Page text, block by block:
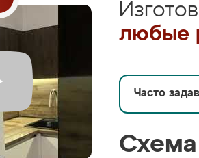
любые
Часто